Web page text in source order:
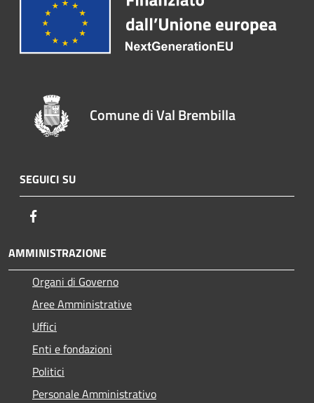
Comune di Val Brembilla
SEGUICI SU
AMMINISTRAZIONE
Organi di Governo
Aree Amministrative
Uffici
Enti e fondazioni
Politici
Personale Amministrativo